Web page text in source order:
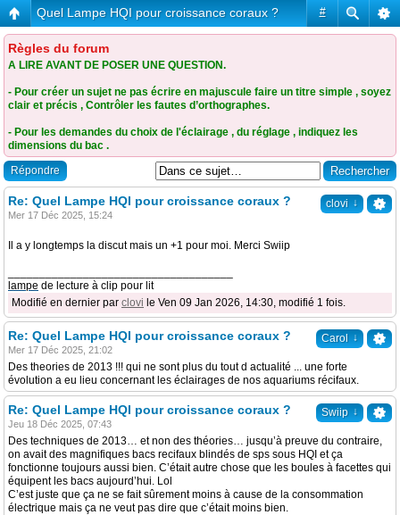
#
Quel Lampe HQI pour croissance coraux ?
Règles du forum
A LIRE AVANT DE POSER UNE QUESTION.
- Pour créer un sujet ne pas écrire en majuscule faire un titre simple , soyez
clair et précis , Contrôler les fautes d’orthographes.
- Pour les demandes du choix de l'éclairage , du réglage , indiquez les
dimensions du bac .
Répondre
clovi ↓
Re: Quel Lampe HQI pour croissance coraux ?
Mer 17 Déc 2025, 15:24
Il a y longtemps la discut mais un +1 pour moi. Merci Swiip
lampe de lecture à clip pour lit
Modifié en dernier par clovi le Ven 09 Jan 2026, 14:30, modifié 1 fois.
Carol ↓
Re: Quel Lampe HQI pour croissance coraux ?
Mer 17 Déc 2025, 21:02
Des theories de 2013 !!! qui ne sont plus du tout d actualité ... une forte
évolution a eu lieu concernant les éclairages de nos aquariums récifaux.
Swiip ↓
Re: Quel Lampe HQI pour croissance coraux ?
Jeu 18 Déc 2025, 07:43
Des techniques de 2013… et non des théories… jusqu’à preuve du contraire,
on avait des magnifiques bacs recifaux blindés de sps sous HQI et ça
fonctionne toujours aussi bien. C’était autre chose que les boules à facettes qui
équipent les bacs aujourd’hui. Lol
C’est juste que ça ne se fait sûrement moins à cause de la consommation
électrique mais ça ne veut pas dire que c’était moins bien.